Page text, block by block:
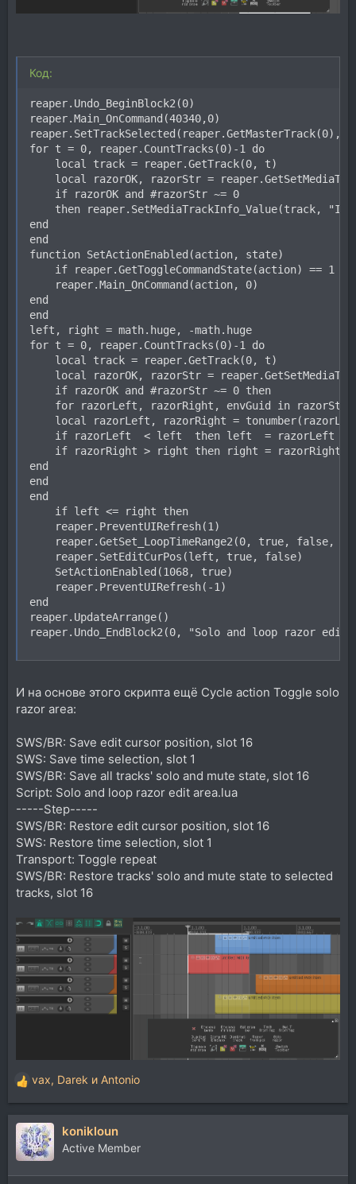
Код:
reaper.Undo_BeginBlock2(0)
reaper.Main_OnCommand(40340,0)
reaper.SetTrackSelected(reaper.GetMasterTrack(0),
for t = 0, reaper.CountTracks(0)-1 do
    local track = reaper.GetTrack(0, t)
local razorOK, razorStr =
    if razorOK and #razorStr ~= 0
then reaper.SetMediaTrackInfo_Value(track,
end
end
function SetActionEnabled(action, state)
if reaper.GetToggleCommandState(action) == 1
    reaper.Main_OnCommand(action, 0)
end
end
left, right = math.huge, -math.huge
for t = 0, reaper.CountTracks(0)-1 do
    local track = reaper.GetTrack(0, t)
local razorOK, razorStr =
    if razorOK and #razorStr ~= 0 then
for razorLeft, razorRight, envGuid in
local razorLeft, razorRight =
if razorLeft  < left  then left  = razorLeft
if razorRight > right then right = razorRight
end
end
end
    if left <= right then
    reaper.PreventUIRefresh(1)
reaper.GetSet_LoopTimeRange2(0, true, false,
    reaper.SetEditCurPos(left, true, false)
    SetActionEnabled(1068, true)
    reaper.PreventUIRefresh(-1)
end
reaper.UpdateArrange()
reaper.Undo_EndBlock2(0, "Solo and loop razor
И на основе этого скрипта ещё Cycle action Toggle solo
razor area:
SWS/BR: Save edit cursor position, slot 16
SWS: Save time selection, slot 1
SWS/BR: Save all tracks' solo and mute state, slot 16
Script: Solo and loop razor edit area.lua
-----Step-----
SWS/BR: Restore edit cursor position, slot 16
SWS: Restore time selection, slot 1
Transport: Toggle repeat
SWS/BR: Restore tracks' solo and mute state to selected
tracks, slot 16
Р
е
а
к
ц
и
и
vax, Darek и Antonio
konikloun
Active Member